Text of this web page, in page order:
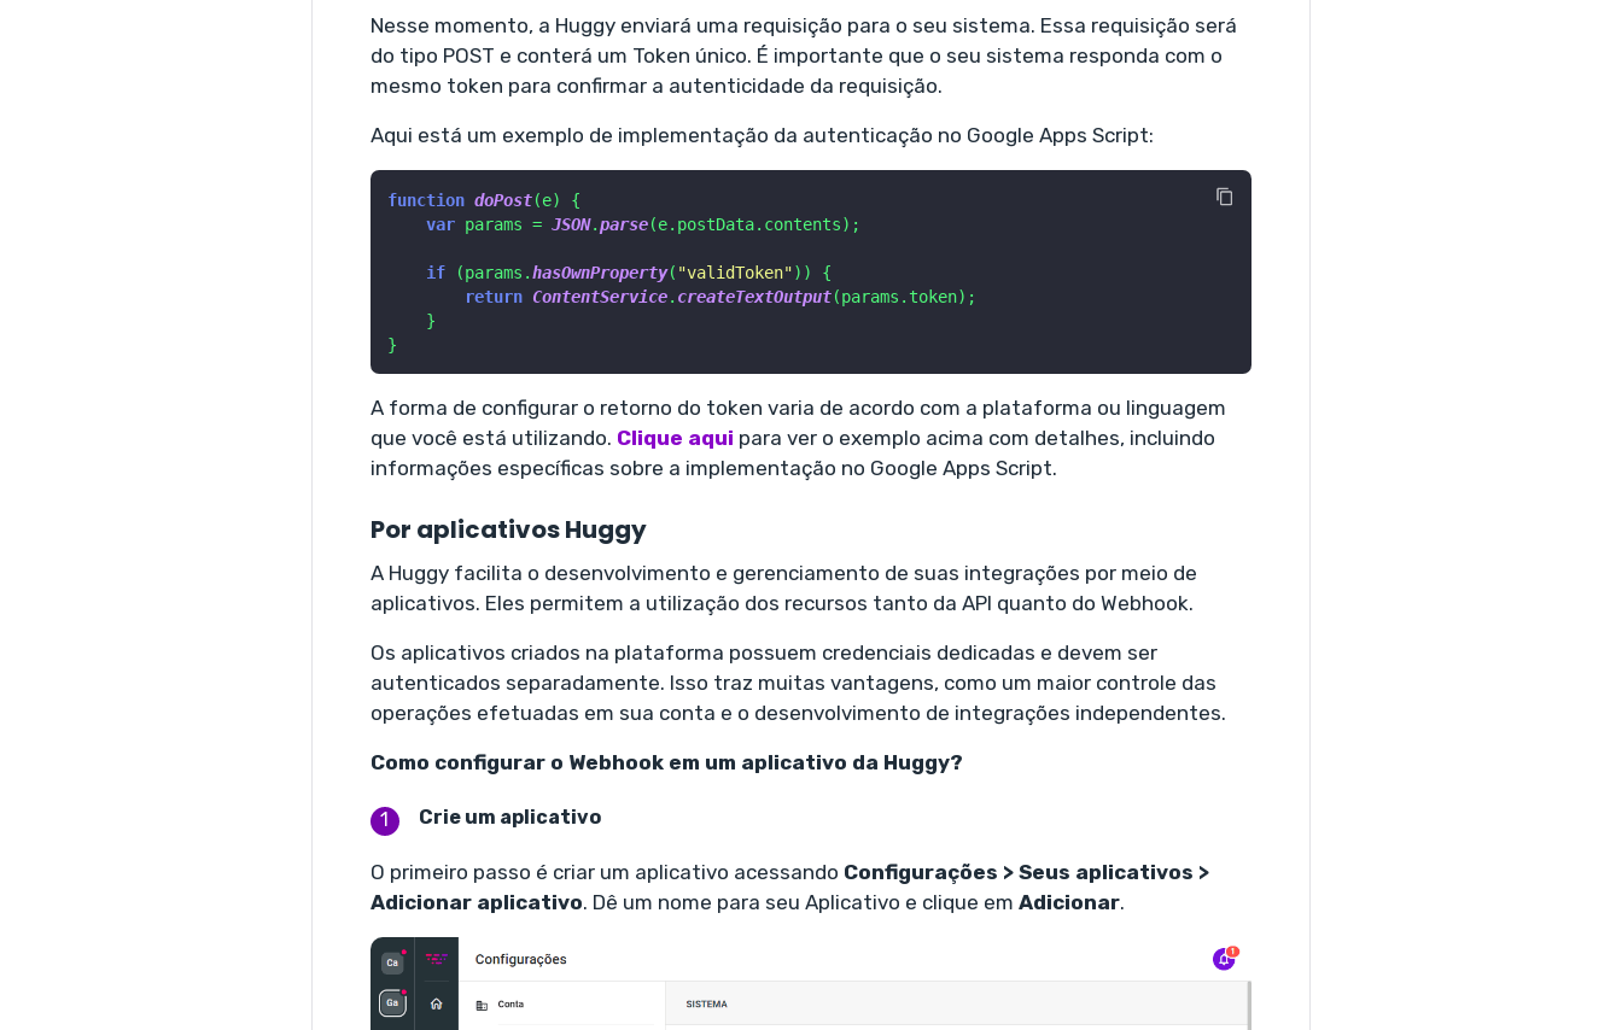
Nesse momento, a Huggy enviará uma requisição para o seu sistema. Essa requisição será
do tipo POST e conterá um Token único. É importante que o seu sistema responda com o
mesmo token para confirmar a autenticidade da requisição.
Aqui está um exemplo de implementação da autenticação no Google Apps Script:
function doPost(e) {
var params = JSON.parse(e. postData. contents);
if (params.hasOwnProperty( "validToken")) {
return ContentService. createTextOutput(params. token);
}
A forma de configurar o retorno do token varia de acordo com a plataforma ou linguagem
que você está utilizando. Clique aqui para ver o exemplo acima com detalhes, incluindo
informações específicas sobre a implementação no Google Apps Script.
Por aplicativos Huggy
A Huggy facilita o desenvolvimento e gerenciamento de suas integrações por meio de
aplicativos. Eles permitem a utilização dos recursos tanto da API quanto do Webhook.
Os aplicativos criados na plataforma possuem credenciais dedicadas e devem ser
autenticados separadamente. Isso traz muitas vantagens, como um maior controle das
operações efetuadas em sua conta e o desenvolvimento de integrações independentes.
Como configurar o Webhook em um aplicativo da Huggy?
Crie um aplicativo
O primeiro passo é criar um aplicativo acessando Configurações > Seus aplicativos >
Adicionar aplicativo. Dê um nome para seu Aplicativo e clique em Adicionar.